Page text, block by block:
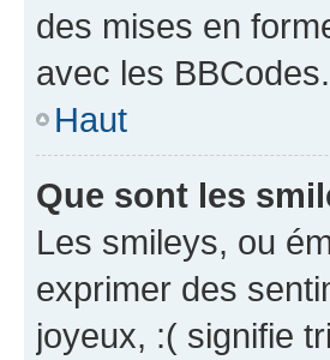
des mises en
avec les BBCodes.
Haut
Que sont les
Les smileys, ou
exprimer des
joyeux, :( signifie